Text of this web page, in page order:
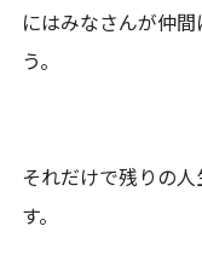
にはみなさんが仲
う。
それだけで残りの
す。